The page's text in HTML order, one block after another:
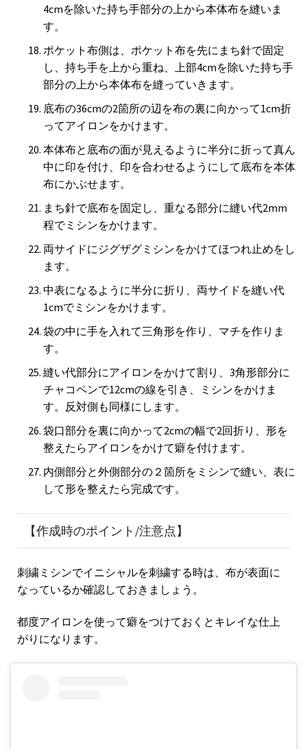
4cmを除いた持ち手部分の上から本体布を縫いま
す。
ポケット布側は、ポケット布を先にまち針で固定
し、持ち手を上から重ね、上部4cmを除いた持ち手
部分の上から本体布を縫っていきます。
底布の36cmの2箇所の辺を布の裏に向かって1cm折
ってアイロンをかけます。
本体布と底布の面が見えるように半分に折って真ん
中に印を付け、印を合わせるようにして底布を本体
布にかぶせます。
まち針で底布を固定し、重なる部分に縫い代2mm
程でミシンをかけます。
両サイドにジグザグミシンをかけてほつれ止めをし
ます。
中表になるように半分に折り、両サイドを縫い代
1cmでミシンをかけます。
袋の中に手を入れて三角形を作り、マチを作りま
す。
縫い代部分にアイロンをかけて割り、3角形部分に
チャコペンで12cmの線を引き、ミシンをかけま
す。反対側も同様にします。
袋口部分を裏に向かって2cmの幅で2回折り、形を
整えたらアイロンをかけて癖を付けます。
内側部分と外側部分の２箇所をミシンで縫い、表に
して形を整えたら完成です。
【作成時のポイント/注意点】
刺繍ミシンでイニシャルを刺繍する時は、布が表面に
なっているか確認しておきましょう。
都度アイロンを使って癖をつけておくとキレイな仕上
がりになります。